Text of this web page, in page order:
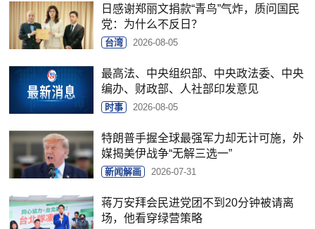
日感谢郑丽文捐款“青鸟”气炸，质问国民
党：为什么不反日？
台湾 2026-08-05
最高法、中央组织部、中央政法委、中央
编办、财政部、人社部印发意见
时事 2026-08-05
特朗普手握全球最强军力却无计可施，外
媒揭美伊战争“无解三选一”
新闻解画 2026-07-31
蒋万安拜会民进党团不到20分钟被请离
场，他看穿绿营策略